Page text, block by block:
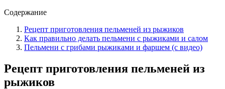
Содержание
Рецепт приготовления пельменей из рыжиков
Как правильно делать пельмени с рыжиками и салом
Пельмени с грибами рыжиками и фаршем (с видео)
Рецепт приготовления пельменей из
рыжиков